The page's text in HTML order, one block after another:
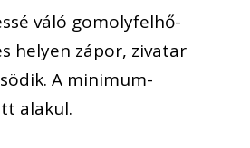
váló gomolyfelhő-
helyen zápor, zivatar
A minimum-
alakul.